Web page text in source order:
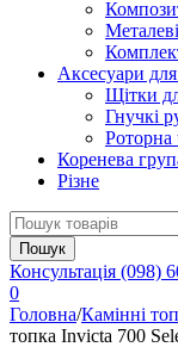
Аксесуари
Щітки
Гнучкі
Роторна
Коренева
Різне
Консультація (098)
0
Головна/Камінні
топка Invicta 700